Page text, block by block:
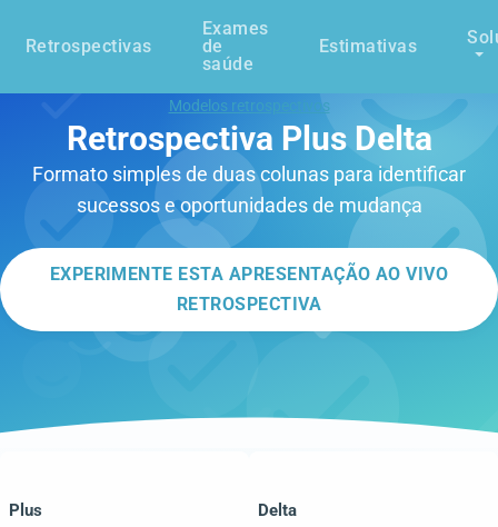
Retrospectivas
Exames
de
saúde
Estimativas
Modelos retrospectivos
Retrospectiva Plus Delta
Formato simples de duas colunas para identificar
sucessos e oportunidades de mudança
EXPERIMENTE ESTA APRESENTAÇÃO AO VIVO
RETROSPECTIVA
Plus Delta